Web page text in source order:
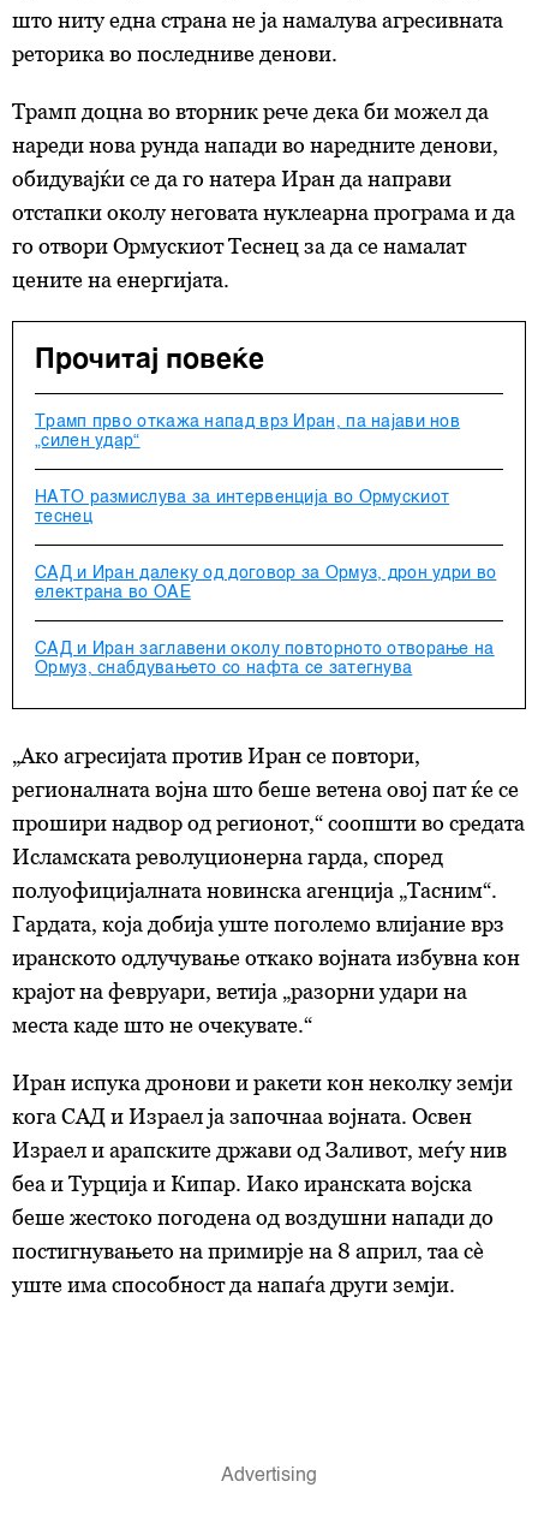
што ниту една страна не ја намалува агресивната
реторика во последниве денови.
Трамп доцна во вторник рече дека би можел да
нареди нова рунда напади во наредните денови,
обидувајќи се да го натера Иран да направи
отстапки околу неговата нуклеарна програма и да
го отвори Ормускиот Теснец за да се намалат
цените на енергијата.
Прочитај повеќе
Трамп прво откажа напад врз Иран, па најави нов
„силен удар“
НАТО размислува за интервенција во Ормускиот
теснец
САД и Иран далеку од договор за Ормуз, дрон удри во
електрана во ОАЕ
САД и Иран заглавени околу повторното отворање на
Ормуз, снабдувањето со нафта се затегнува
„Ако агресијата против Иран се повтори,
регионалната војна што беше ветена овој пат ќе се
прошири надвор од регионот,“ соопшти во средата
Исламската револуционерна гарда, според
полуофицијалната новинска агенција „Тасним“.
Гардата, која добија уште поголемо влијание врз
иранското одлучување откако војната избувна кон
крајот на февруари, ветија „разорни удари на
места каде што не очекувате.“
Иран испука дронови и ракети кон неколку земји
кога САД и Израел ја започнаа војната. Освен
Израел и арапските држави од Заливот, меѓу нив
беа и Турција и Кипар. Иако иранската војска
беше жестоко погодена од воздушни напади до
постигнувањето на примирје на 8 април, таа сè
уште има способност да напаѓа други земји.